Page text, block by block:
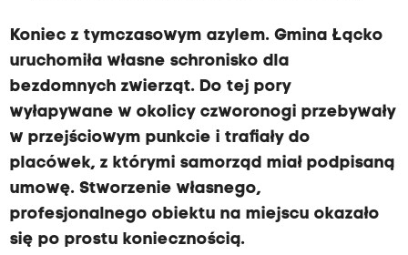
Koniec z tymczasowym azylem. Gmina Łącko
uruchomiła własne schronisko dla
bezdomnych zwierząt. Do tej pory
wyłapywane w okolicy czworonogi przebywały
w przejściowym punkcie i trafiały do
placówek, z którymi samorząd miał podpisaną
umowę. Stworzenie własnego,
profesjonalnego obiektu na miejscu okazało
się po prostu koniecznością.